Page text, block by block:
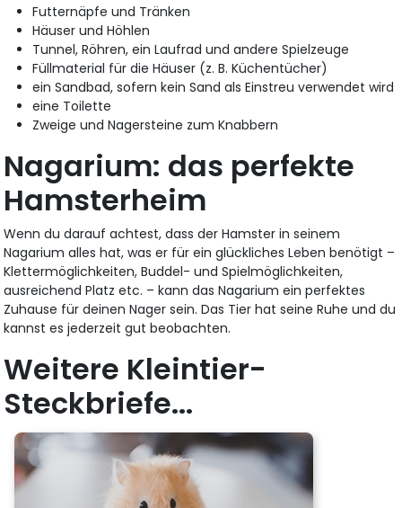
Futternäpfe und Tränken
Häuser und Höhlen
Tunnel, Röhren, ein Laufrad und andere Spielzeuge
Füllmaterial für die Häuser (z. B. Küchentücher)
ein Sandbad, sofern kein Sand als Einstreu verwendet wird
eine Toilette
Zweige und Nagersteine zum Knabbern
Nagarium: das perfekte
Hamsterheim
Wenn du darauf achtest, dass der Hamster in seinem
Nagarium alles hat, was er für ein glückliches Leben benötigt –
Klettermöglichkeiten, Buddel- und Spielmöglichkeiten,
ausreichend Platz etc. – kann das Nagarium ein perfektes
Zuhause für deinen Nager sein. Das Tier hat seine Ruhe und du
kannst es jederzeit gut beobachten.
Weitere Kleintier-
Steckbriefe...